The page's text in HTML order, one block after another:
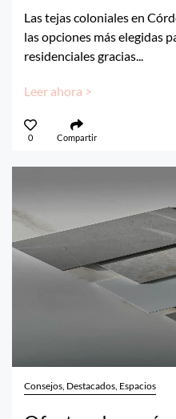
Las tejas coloniales en
las opciones más elegidas
residenciales gracias...
Leer ahora >
0 Compartir
Consejos, Destacados, Espacios